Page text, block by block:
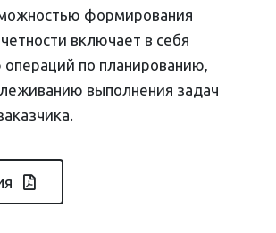
формирования
включает в себя
по планированию,
выполнения задач